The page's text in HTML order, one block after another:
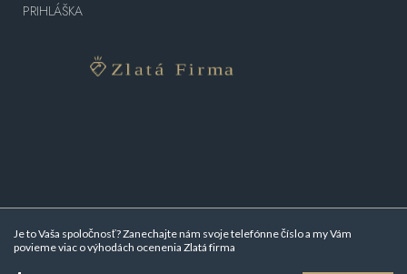
Je to Vaša spoločnosť? Zanechajte nám svoje telefónne číslo a my Vám
povieme viac ovýhodách ocenenia Zlatá firma
PRIHLÁŠKA